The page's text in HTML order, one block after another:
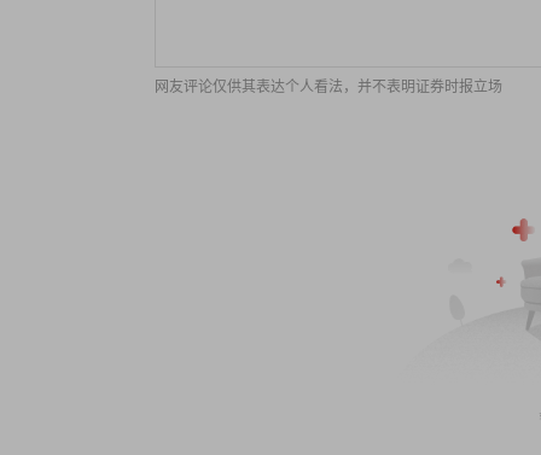
网友评论仅供其表达个人看法，并不表明证券时报立场